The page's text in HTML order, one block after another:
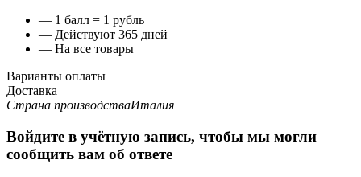
— 1 балл = 1 рубль
— Действуют 365 дней
— На все товары
Варианты оплаты
Доставка
Страна производстваИталия
Войдите в учётную запись, чтобы мы могли
сообщить вам об ответе